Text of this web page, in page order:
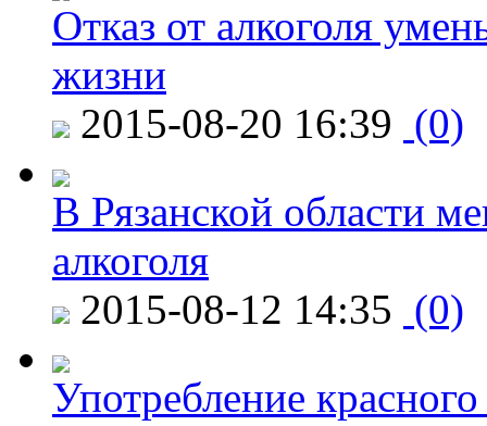
Отказ от алкоголя
жизни
2015-08-20 16:39 (0)
В Рязанской области
алкоголя
2015-08-12 14:35 (0)
Употребление